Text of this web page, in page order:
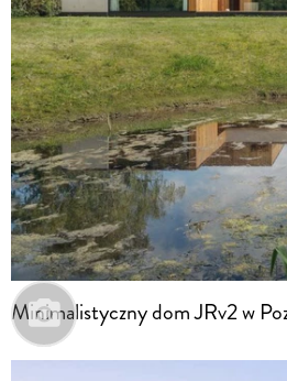
Minimalistyczny dom JRv2 w